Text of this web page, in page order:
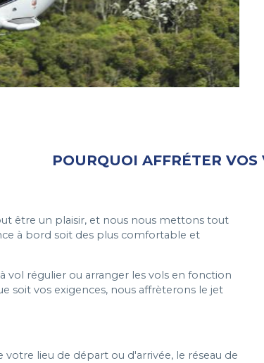
POURQUOI AFFRÉTER VOS
être un plaisir, et nous nous mettons tout
à bord soit des plus comfortable et
vol régulier ou arranger les vols en fonction
soit vos exigences, nous affrèterons le jet
lieu de départ ou d'arrivée, le réseau de